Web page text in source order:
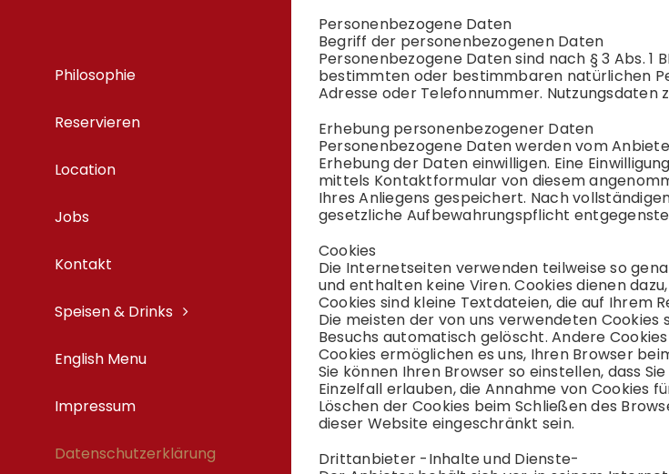
Philosophie
Reservieren
Location
Jobs
Kontakt
Speisen & Drinks
English Menu
Impressum
Datenschutzerklärung
Personenbezogene Daten
Begriff der personenbezogenen Daten
Personenbezogene Daten sind nach § 3 Abs.
bestimmten oder bestimmbaren natürlichen
Adresse oder Telefonnummer. Nutzungsdaten
Erhebung personenbezogener Daten
Personenbezogene Daten werden vom
Erhebung der Daten einwilligen. Eine
mittels Kontaktformular von diesem
Ihres Anliegens gespeichert. Nach
gesetzliche Aufbewahrungspflicht
Cookies
Die Internetseiten verwenden teilweise so
und enthalten keine Viren. Cookies dienen
Cookies sind kleine Textdateien, die auf Ihrem
Die meisten der von uns verwendeten Cookies
Besuchs automatisch gelöscht. Andere
Cookies ermöglichen es uns, Ihren Browser
Sie können Ihren Browser so einstellen, dass
Einzelfall erlauben, die Annahme von Cookies
Löschen der Cookies beim Schließen des
dieser Website eingeschränkt sein.
Drittanbieter -Inhalte und Dienste-